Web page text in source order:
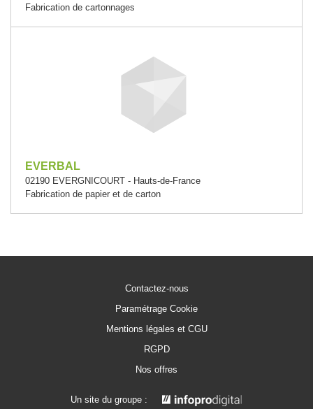
Fabrication de cartonnages
EVERBAL
02190 EVERGNICOURT - Hauts-de-France
Fabrication de papier et de carton
Contactez-nous
Paramétrage Cookie
Mentions légales et CGU
RGPD
Nos offres
Un site du groupe :